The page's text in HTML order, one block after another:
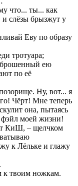
что... ты... как
и слёзы брызжут у
Еву по образу
тротуара;
брошенный ею
по её
Ну, вот... я
Чёрт! Мне теперь
она, пытаясь
моей жизни!
КиШ, – щелчком
к Лёльке и глажу
к твоим ножкам.